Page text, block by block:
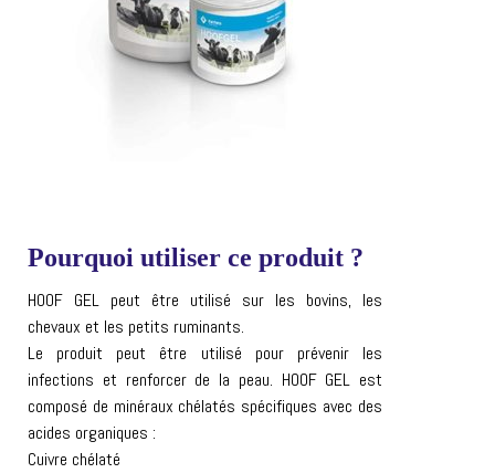
Pourquoi utiliser ce produit ?
HOOF GEL peut être utilisé sur les bovins, les
chevaux et les petits ruminants.
Le produit peut être utilisé pour prévenir les
infections et renforcer de la peau. HOOF GEL est
composé de minéraux chélatés spécifiques avec des
acides organiques :
Cuivre chélaté